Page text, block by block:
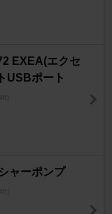
EXEA(エクセ
USBポート
ャーポンプ